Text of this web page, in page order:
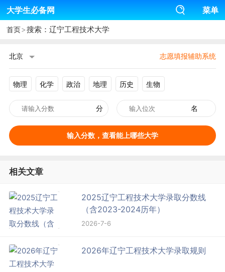
大学生必备网 菜单
首页>搜索：辽宁工程技术大学
北京 志愿填报辅助系统
物理 化学 政治 地理 历史 生物
分 名
输入分数，查看能上哪些大学
相关文章
2025辽宁工程技术大学录取分数线
（含2023-2024历年）
2026-7-6
2026年辽宁工程技术大学录取规则